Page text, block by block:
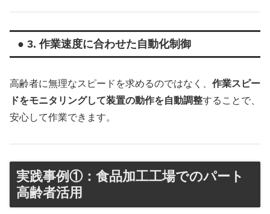
● 3. 作業速度に合わせた自動化制御
高齢者に無理なスピードを求めるのではなく、 作業スピー
ドをモニタリングして装置の動作を自動調整することで、
安心して作業できます。
実践事例①：食品加工工場でのパート
高齢者活用